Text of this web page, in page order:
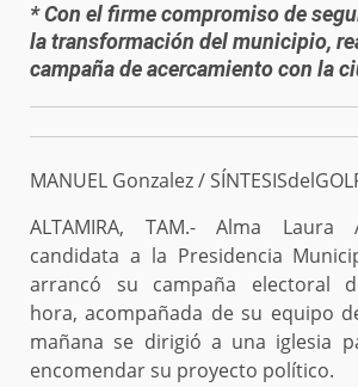
* Con el firme compromiso de
la transformación del municipio,
campaña de acercamiento con la
MANUEL Gonzalez /
ALTAMIRA, TAM.- Alma Laura
candidata a la Presidencia
arrancó su campaña electoral
hora, acompañada de su equipo
mañana se dirigió a una iglesia
encomendar su proyecto político.